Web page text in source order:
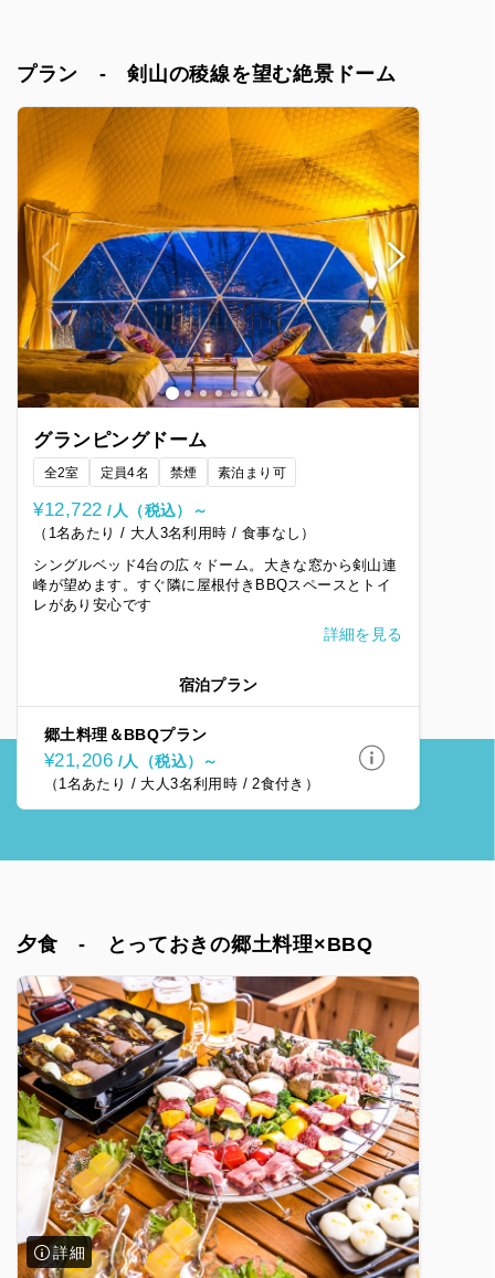
プラン - 剣山の稜線を望む絶景ドーム
グランピングドーム
全2室 定員4名 禁煙 素泊まり可
¥12,722 /人（税込）～
（1名あたり / 大人3名利用時 / 食事なし）
シングルベッド4台の広々ドーム。大きな窓から剣山連
峰が望めます。すぐ隣に屋根付きBBQスペースとトイ
レがあり安心です
詳細を見る
宿泊プラン
郷土料理＆BBQプラン
¥21,206 /人（税込）～
（1名あたり / 大人3名利用時 / 2食付き）
夕食 - とっておきの郷土料理×BBQ